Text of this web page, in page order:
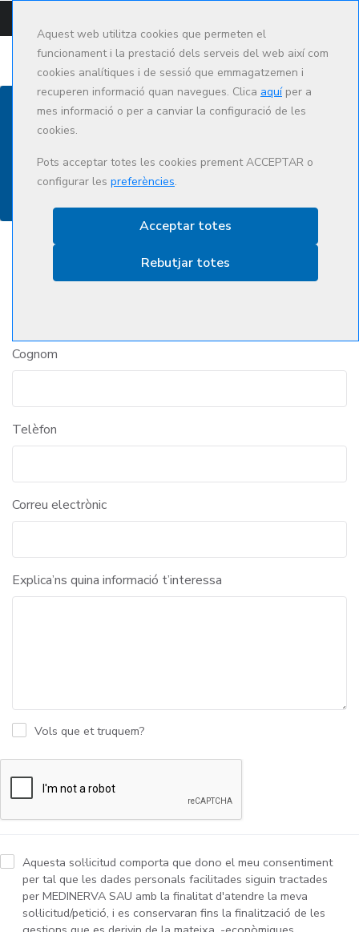
Aquest web utilitza cookies que permeten el
funcionament i la prestació dels serveis del web així com
cookies analítiques i de sessió que emmagatzemen i
recuperen informació quan navegues. Clica aquíper a
mes informació o per a canviar la configuració de les
cookies.
Pots acceptar totes les cookies prement ACCEPTAR o
configurar les preferències.
Acceptar totes
Rebutjar totes
Contacte
Cognom
Telèfon
Correu electrònic
Explica’ns quina informació t’interessa
Vols que et truquem?
Aquesta sol·licitud comporta que dono el meu consentiment
per tal que les dades personals facilitades siguin tractades
per MEDINERVA SAU amb la finalitat d'atendre la meva
sol·licitud/petició, i es conservaran fins la finalització de les